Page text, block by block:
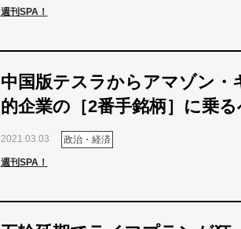
週刊SPA！
中国版テスラからアマゾン・
的企業の［2番手銘柄］に乗る
2021.03.03 政治・経済
週刊SPA！